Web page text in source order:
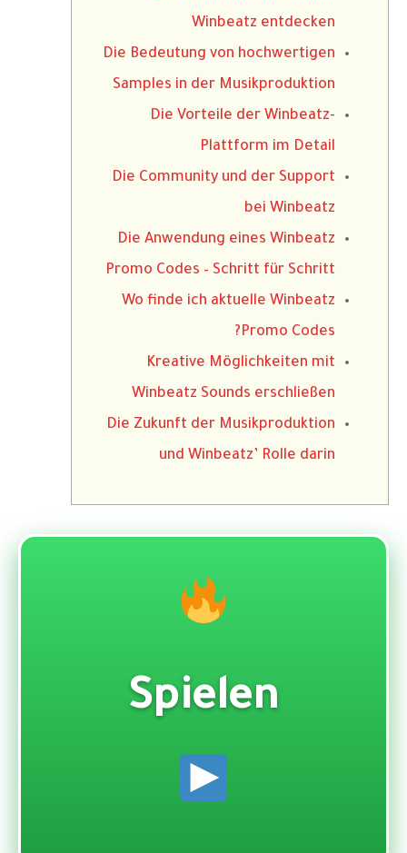
Winbeatz entdecken
Die Bedeutung von hochwertigen
Samples in der Musikproduktion
Die Vorteile der Winbeatz-
Plattform im Detail
Die Community und der Support
bei Winbeatz
Die Anwendung eines Winbeatz
Promo Codes – Schritt für Schritt
Wo finde ich aktuelle Winbeatz
Promo Codes?
Kreative Möglichkeiten mit
Winbeatz Sounds erschließen
Die Zukunft der Musikproduktion
und Winbeatz’ Rolle darin
Spielen